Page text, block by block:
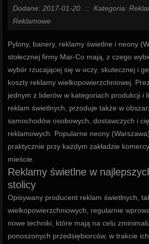
Dodane: 2017-01-20 ::
Kategoria:
Reklamowe
Pylony, banery, reklamy świetlne i neony
stołecznej firmy Mar-Co mają, z czego
wybór rzucającej się w oczy, skutecznej i
koszty reklamy wielkopowierzchniowej.
jednym z liderów w kategoriach produkcji i
reklam świetlnych, przoduje także w
samochodów osobowych, dostawczych i
reklamowych. Popularne neony
praktycznie przy każdym zakładzie
mieście.
Reklamy świetlne w
stolicy
Opisywany producent reklam świetlnych,
wielkopowierzchniowych, regularnie
nowe techniki, które mają na celu
ponoszonych przedsiębiorców, w trakcie